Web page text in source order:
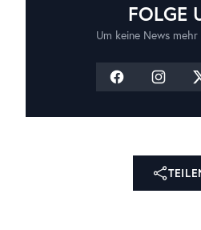
FOLGE
Um keine News